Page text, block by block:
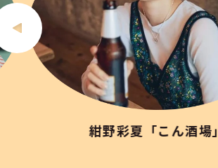
紺野彩夏「こん酒場」